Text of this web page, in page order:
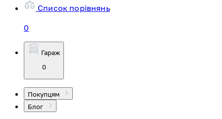
Список порівнянь
0
Гараж
0
Покупцям
Блог